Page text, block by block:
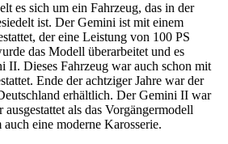
es sich um ein Fahrzeug, das in der
ist. Der Gemini ist mit einem
der eine Leistung von 100 PS
das Modell überarbeitet und es
II. Dieses Fahrzeug war auch schon mit
Ende der achtziger Jahre war der
erhältlich. Der Gemini II war
als das Vorgängermodell
eine moderne Karosserie.